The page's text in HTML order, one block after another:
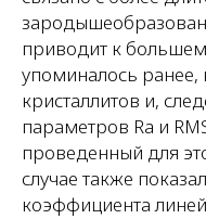
приводит к
упоминалось
кристаллитов и,
параметров Ra и
проведенный для
случае также
коэффициента